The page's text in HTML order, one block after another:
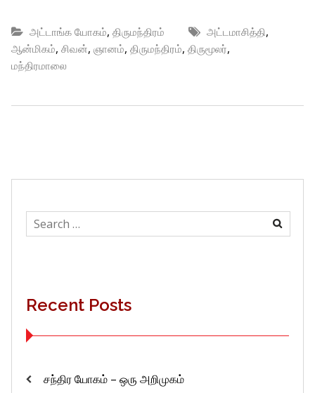
அட்டாங்க யோகம், திருமந்திரம் அட்டமாசித்தி,
ஆன்மிகம், சிவன், ஞானம், திருமந்திரம், திருமூலர்,
மந்திரமாலை
Search
for:
Recent Posts
சந்திர யோகம் – ஒரு அறிமுகம்